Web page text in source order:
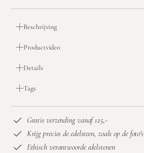
Beschrijving
Productvideo
Details
Tags
Gratis verzending vanaf 125,-
Krijg precies de edelsteen, zoals op de foto's
Ethisch verantwoorde edelstenen